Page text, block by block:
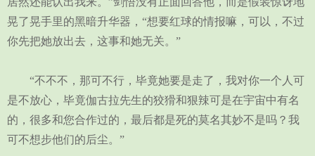
晃了晃手里的黑暗升华器，“想要红球的情报嘛，可以，不过
你先把她放出去，这事和她无关。”
“不不不，那可不行，毕竟她要是走了，我对你一个人可
是不放心，毕竟伽古拉先生的狡猾和狠辣可是在宇宙中有名
的，很多和您合作过的，最后都是死的莫名其妙不是吗？我
可不想步他们的后尘。”